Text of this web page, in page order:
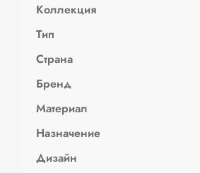
Коллекция
Тип
Страна
Бренд
Материал
Назначение
Дизайн